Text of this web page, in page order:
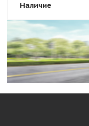
Наличие